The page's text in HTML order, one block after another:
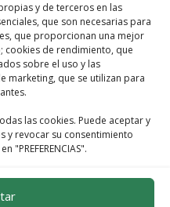
y de terceros en las
que son necesarias para
que proporcionan una mejor
cookies de rendimiento, que
sobre el uso y las
marketing, que se utilizan para
las cookies. Puede aceptar y
y revocar su consentimiento